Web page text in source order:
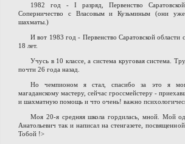
1982 год - I разряд, Первенство
Соперничество с Власовым и Кузьминым (они уже
шахматы.)
И вот 1983 год - Первенство Саратовской
18 лет.
Учусь в 10 классе, а система круговая система.
почти 26 года назад.
Но чемпионом я стал, спасибо за это я
магаданскому мастеру, сейчас гроссмейстеру -
и шахматную помощь и что очень! важно
Моя 20-я средняя школа гордилась, мной. Мой
Анатольевич так и написал на стенгазете,
Тобой !>